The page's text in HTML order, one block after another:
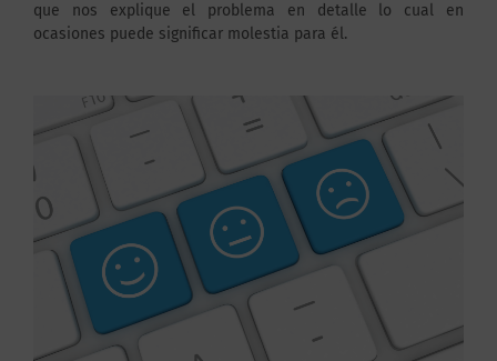
que nos explique el problema en detalle lo cual en
ocasiones puede significar molestia para él.